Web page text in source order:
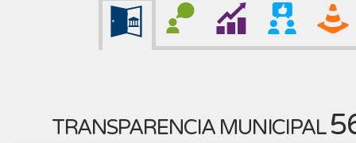
TRANSPARENCIA MUNICIPAL